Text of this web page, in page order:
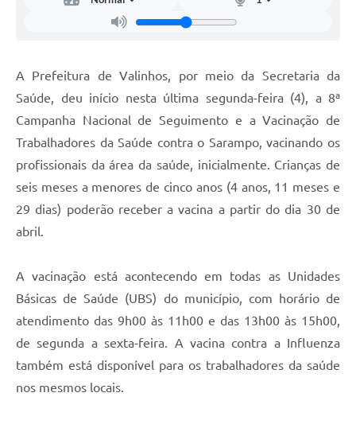
Galeria de Vídeos
Projetos
Contas Públicas
Editais
Links
Telefones Úteis
A Prefeitura
Enquete
Jornal
A Prefeitura de Valinhos, por meio da Secretaria da
Saúde, deu início nesta última segunda-feira (4), a 8ª
Campanha Nacional de Seguimento e a Vacinação de
Trabalhadores da Saúde contra o Sarampo, vacinando os
profissionais da área da saúde, inicialmente. Crianças de
seis meses a menores de cinco anos (4 anos, 11 meses e
29 dias) poderão receber a vacina a partir do dia 30 de
abril.
A vacinação está acontecendo em todas as Unidades
Básicas de Saúde (UBS) do município, com horário de
atendimento das 9h00 às 11h00 e das 13h00 às 15h00,
de segunda a sexta-feira. A vacina contra a Influenza
também está disponível para os trabalhadores da saúde
nos mesmos locais.